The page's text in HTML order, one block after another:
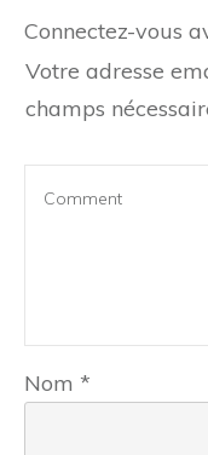
Connectez-vous
Votre adresse
champs
Nom *